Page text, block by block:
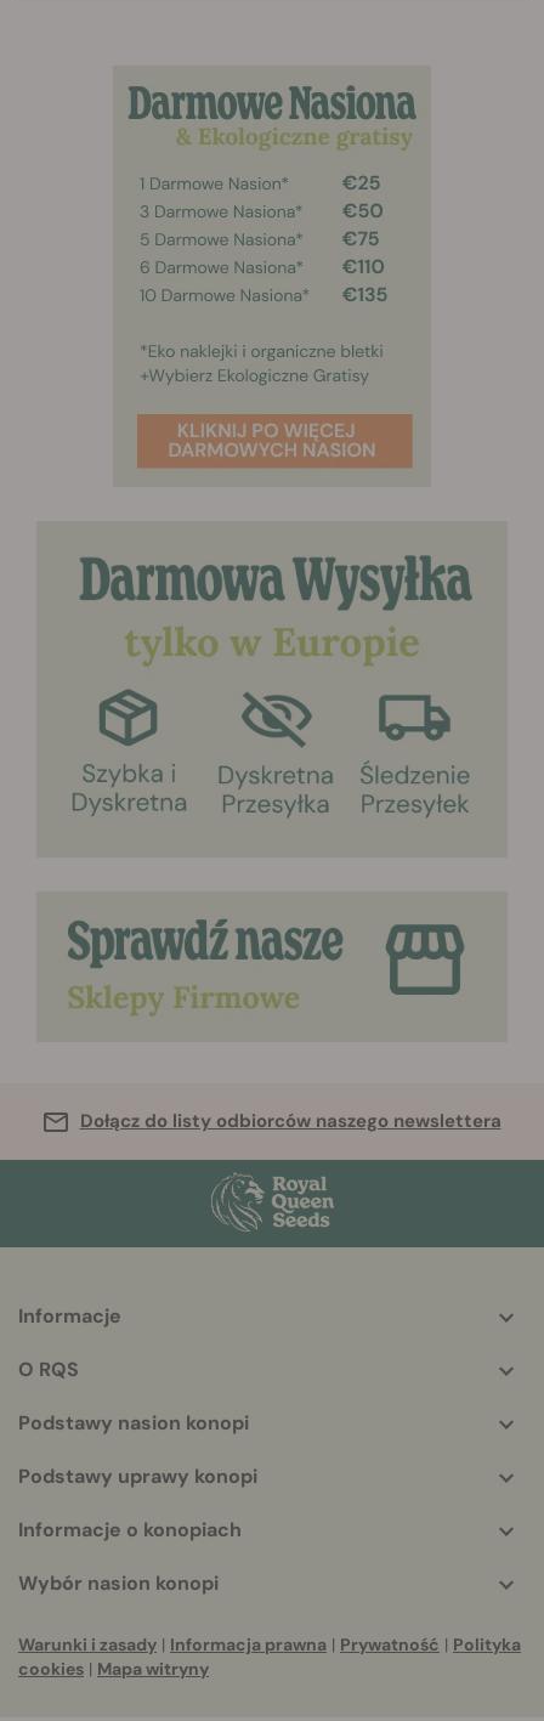
Dołącz do listy odbiorców naszego newslettera
info
Informacje
O RQS
Podstawy nasion konopi
Podstawy uprawy konopi
Informacje o konopiach
Wybór nasion konopi
Warunki i zasady | Informacja prawna | Prywatność | Polityka
cookies | Mapa witryny